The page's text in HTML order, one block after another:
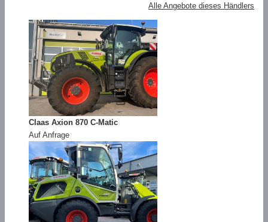
Alle Angebote dieses Händlers
Claas Axion 870 C-Matic
Auf Anfrage